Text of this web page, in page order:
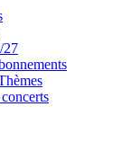
27